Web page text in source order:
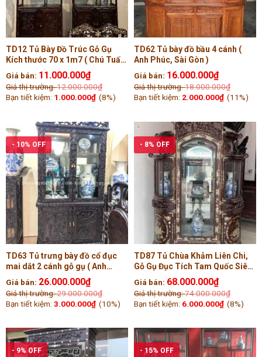
TD12 Tủ Bày Đồ Trúc Gỗ Gụ
Kích thước 70 x 1m7 ( Chú Tuấn,
Hải Dương )
Giá bán: 11.000.000₫
Giá thị trường:12.000.000₫
Bạn tiết kiệm: 1.000.000₫ (8%)
TD62 Tủ bày đồ bầu 4 cánh (
Anh Phúc, Sài Gòn )
Giá bán: 16.000.000₫
Giá thị trường:18.000.000₫
Bạn tiết kiệm: 2.000.000₫ (11%)
- 10% OFF
TD63 Tủ trưng bày đồ cổ đục
mai dắt 2 cánh gỗ gụ ( Anh
Tùng, Bắc Giang )
Giá bán: 26.000.000₫
Giá thị trường:29.000.000₫
Bạn tiết kiệm: 3.000.000₫ (10%)
- 8% OFF
TD87 Tủ Chùa Khảm Liên Chi,
Gỗ Gụ Đục Tích Tam Quốc Siêu
Nét ( Anh Tú, Hải Dương )
Giá bán: 68.000.000₫
Giá thị trường:74.000.000₫
Bạn tiết kiệm: 6.000.000₫ (8%)
- 9% OFF - 15% OFF